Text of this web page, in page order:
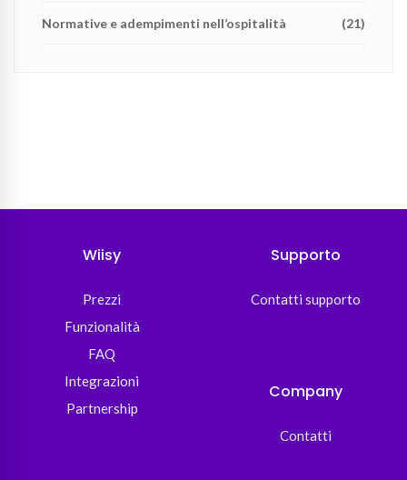
Normative e adempimenti nell’ospitalità (21)
Wiisy
Prezzi
Funzionalità
FAQ
Integrazioni
Partnership
Supporto
Contatti supporto
Company
Contatti